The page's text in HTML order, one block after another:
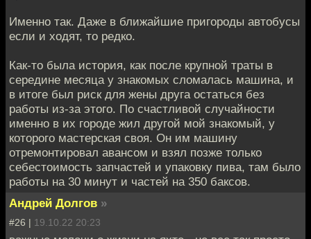
Именно так. Даже в ближайшие пригороды автобусы
если и ходят, то редко.
Как-то была история, как после крупной траты в
середине месяца у знакомых сломалась машина, и
в итоге был риск для жены друга остаться без
работы из-за этого. По счастливой случайности
именно в их городе жил другой мой знакомый, у
которого мастерская своя. Он им машину
отремонтировал авансом и взял позже только
себестоимость запчастей и упаковку пива, там было
работы на 30 минут и частей на 350 баксов.
Андрей Долгов »
#26 | 19.10.22 20:23